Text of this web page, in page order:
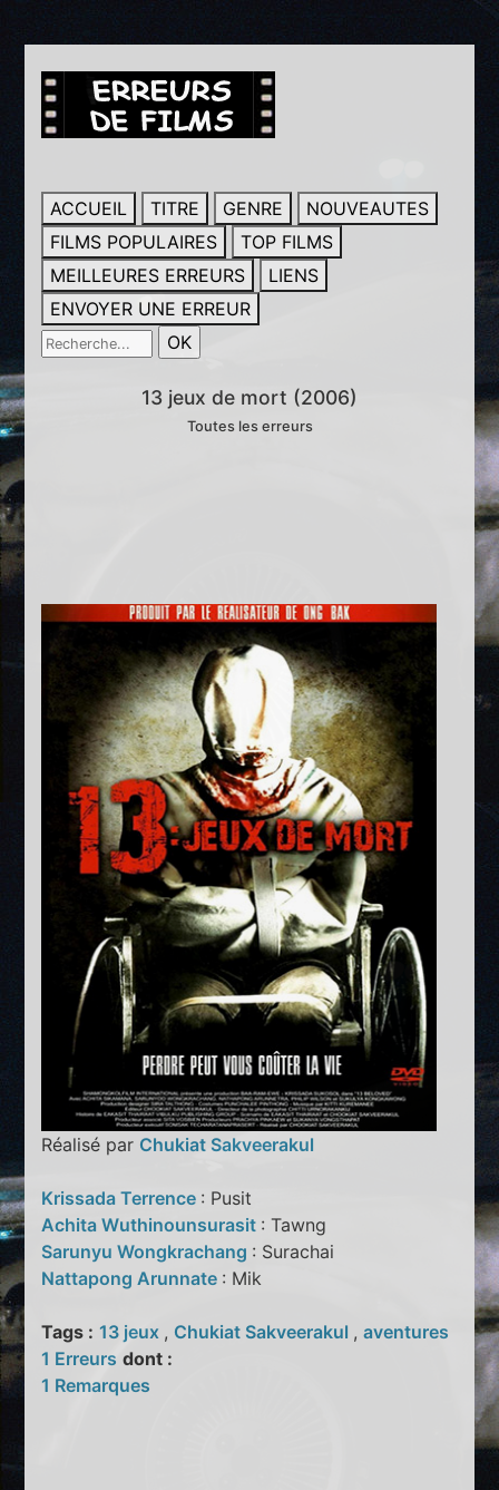
ACCUEIL TITRE GENRE
NOUVEAUTES
FILMS POPULAIRES
TOP FILMS
MEILLEURES ERREURS
LIENS
ENVOYER UNE ERREUR
13 jeux de mort (2006)
Toutes les erreurs
Réalisé par Chukiat Sakveerakul
Krissada Terrence : Pusit
Achita Wuthinounsurasit : Tawng
Sarunyu Wongkrachang : Surachai
Nattapong Arunnate : Mik
Tags : 13 jeux , Chukiat Sakveerakul ,aventures
1 Erreurs dont :
1 Remarques